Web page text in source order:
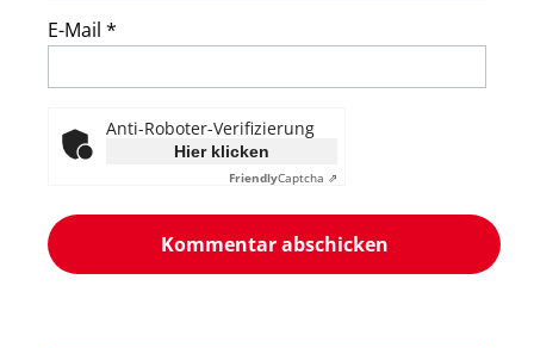
E-Mail *
Anti-Roboter-Verifizierung
Hier klicken
FriendlyCaptcha ⇗